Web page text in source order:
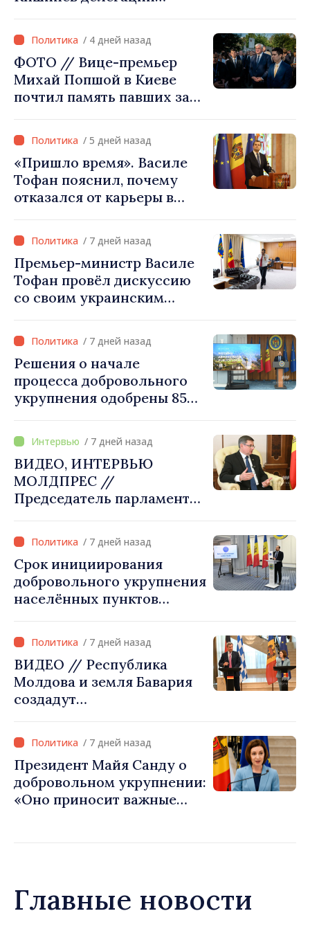
хозяйства Афганистана
/ 4 дней назад
ФОТО // Вице-премьер
Михай Попшой в Киеве
почтил память павших за
война должна
прекратиться»/ 5 дней назад
«Пришло время». Василе
Тофан пояснил, почему
отказался от карьеры в
премьер-министра. Что
думает Игорь Гросу о
новом главе правительства
/ 7 дней назад
Премьер-министр Василе
Тофан провёл дискуссию
со своим украинским
Корецким: «Наши
государства выстроили
отношения, основанные на
доверии и солидарности,
которые мы хотим
конкретные проекты»
/ 7 дней назад
Решения о начале
процесса добровольного
укрупнения одобрены 85
страны. Алексей Бузу:
«Только через сильные
примэрии мы можем
обеспечить качественные
услуги и
инфраструктуру»
/ 7 дней назад
ВИДЕО, ИНТЕРВЬЮ
МОЛДПРЕС //
Председатель парламента
убедить каждое
государство‑член ЕС, что
Республика Молдова
заслуживает быть в
Европейском союзе»
/ 7 дней назад
Срок инициирования
добровольного укрупнения
населённых пунктов
/ 7 дней назад
ВИДЕО // Республика
Молдова и земля Бавария
создадут
комиссию по
экономическому
сотрудничеству
/ 7 дней назад
Президент Майя Санду о
добровольном укрупнении:
«Оно приносит важные
Главные новости